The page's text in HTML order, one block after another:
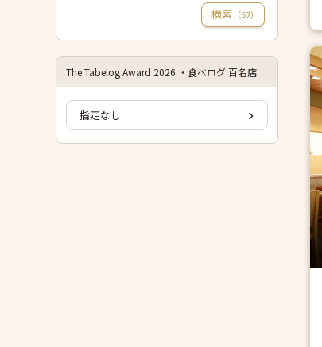
検索 （67）
The Tabelog Award 2026 ・食べログ 百名店
指定なし